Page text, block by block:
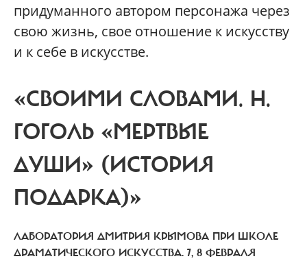
придуманного автором персонажа через
свою жизнь, свое отношение к искусству
и к себе в искусстве.
«СВОИМИ СЛОВАМИ. Н.
ГОГОЛЬ «МЕРТВЫЕ
ДУШИ» (ИСТОРИЯ
ПОДАРКА)»
ЛАБОРАТОРИЯ ДМИТРИЯ КРЫМОВА ПРИ ШКОЛЕ
ДРАМАТИЧЕСКОГО ИСКУССТВА. 7, 8 ФЕВРАЛЯ